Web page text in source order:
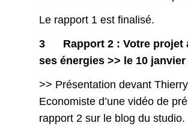
Le rapport 1 est finalisé.
3 Rapport 2 : Votre projet
ses énergies >> le 10 janvier
>> Présentation devant
Economiste d’une vidéo de
rapport 2 sur le blog du studio.